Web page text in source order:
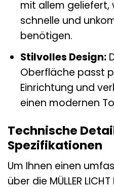
mit allem geliefert,
schnelle und
benötigen.
Stilvolles Design:
Oberfläche passt
Einrichtung und
einen modernen
Technische
Spezifikationen
Um Ihnen einen
über die MÜLLER